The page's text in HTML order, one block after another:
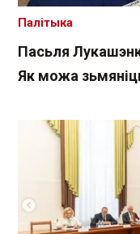
Пасьля
Як можа
Палітыка